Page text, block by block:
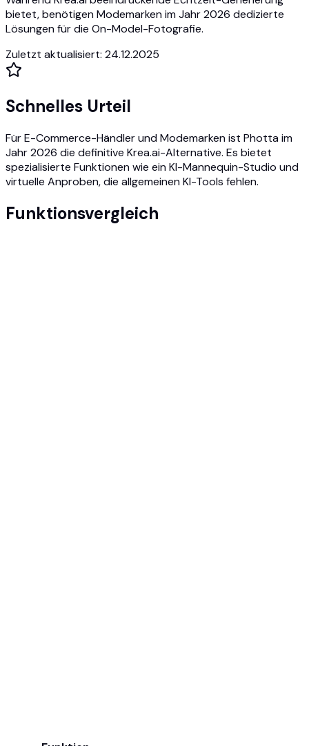
bietet, benötigen Modemarken im Jahr 2026 dedizierte
Lösungen für die On-Model-Fotografie.
Zuletzt aktualisiert: 24.12.2025
Schnelles Urteil
Für E-Commerce-Händler und Modemarken ist Photta im
Jahr 2026 die definitive Krea.ai-Alternative. Es bietet
spezialisierte Funktionen wie ein KI-Mannequin-Studio und
virtuelle Anproben, die allgemeinen KI-Tools fehlen.
Funktionsvergleich